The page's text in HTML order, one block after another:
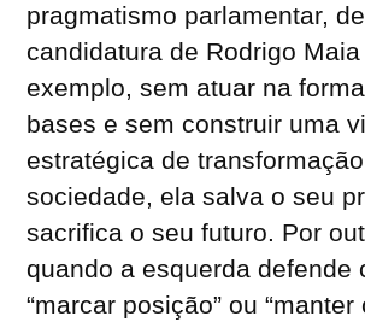
pragmatismo parlamentar,
candidatura de Rodrigo
exemplo, sem atuar na
bases e sem construir uma
estratégica de
sociedade, ela salva o seu
sacrifica o seu futuro. Por
quando a esquerda defende
“marcar posição” ou “manter